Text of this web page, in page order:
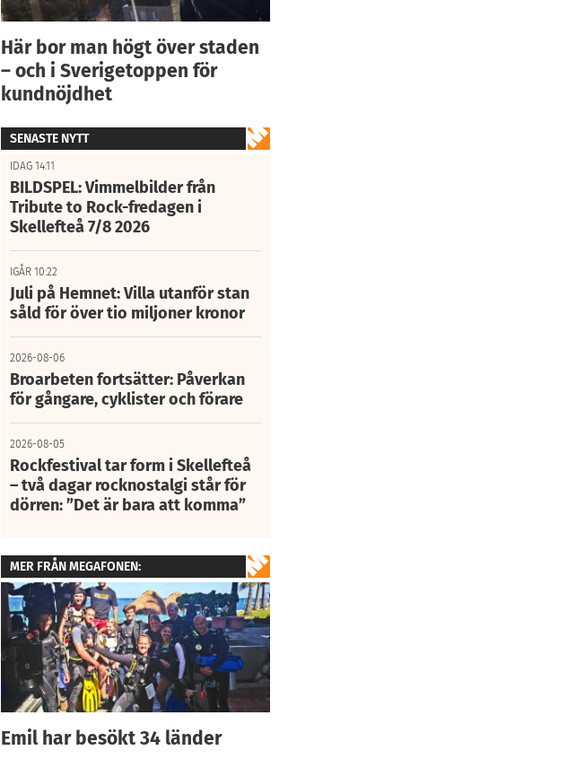
Här bor man högt över staden
– och i Sverigetoppen för
kundnöjdhet
SENASTE NYTT
IDAG 14:11
BILDSPEL: Vimmelbilder från
Tribute to Rock-fredagen i
Skellefteå 7/8 2026
IGÅR 10:22
Juli på Hemnet: Villa utanför stan
såld för över tio miljoner kronor
2026-08-06
Broarbeten fortsätter: Påverkan
för gångare, cyklister och förare
2026-08-05
Rockfestival tar form i Skellefteå
– två dagar rocknostalgi står för
dörren: ”Det är bara att komma”
MER FRÅN MEGAFONEN:
Emil har besökt 34 länder